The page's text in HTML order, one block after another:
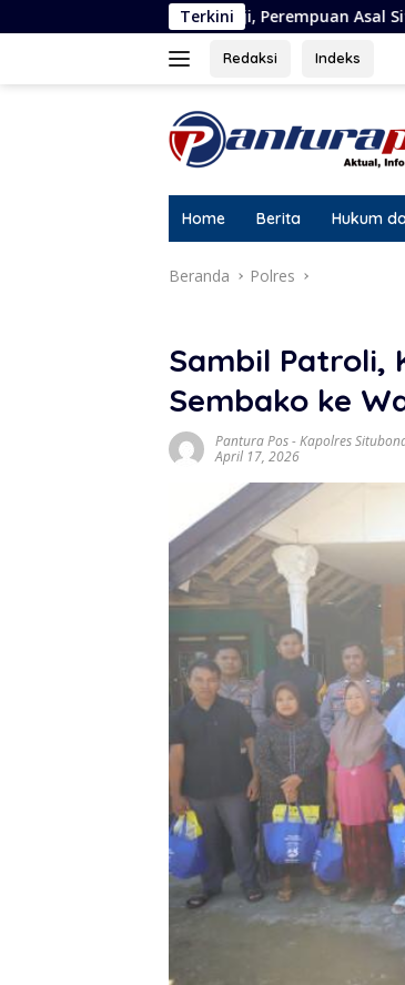
ke
Terkini
Perempuan Asal Situbondo Resmi Jadi
Redaksi Indeks
Home Berita Hukum
Beranda Polres
Sambil Patroli,
Sembako ke
Pantura Pos-Kapolres
April 17, 2026